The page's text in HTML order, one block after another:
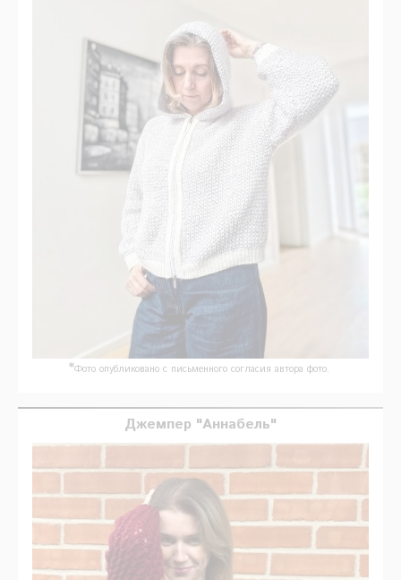
*Фото опубликовано с письменного согласия автора фото.
Джемпер "Аннабель"